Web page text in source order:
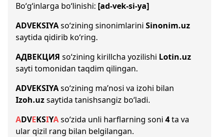
Bo‘g‘inlarga bo‘linishi: [ad-vek-si-ya]
ADVEKSIYAso‘zining sinonimlarini Sinonim.uz
saytida qidirib ko‘ring.
АДВЕКЦИЯ so‘zining kirillcha yozilishi Lotin.uz
sayti tomonidan taqdim qilingan.
ADVEKSIYAso‘zining ma’nosi va izohi bilan
Izoh.uzsaytida tanishsangiz bo‘ladi.
ADVEKSIYAso‘zida unli harflarning soni 4ta va
ular qizil rang bilan belgilangan.